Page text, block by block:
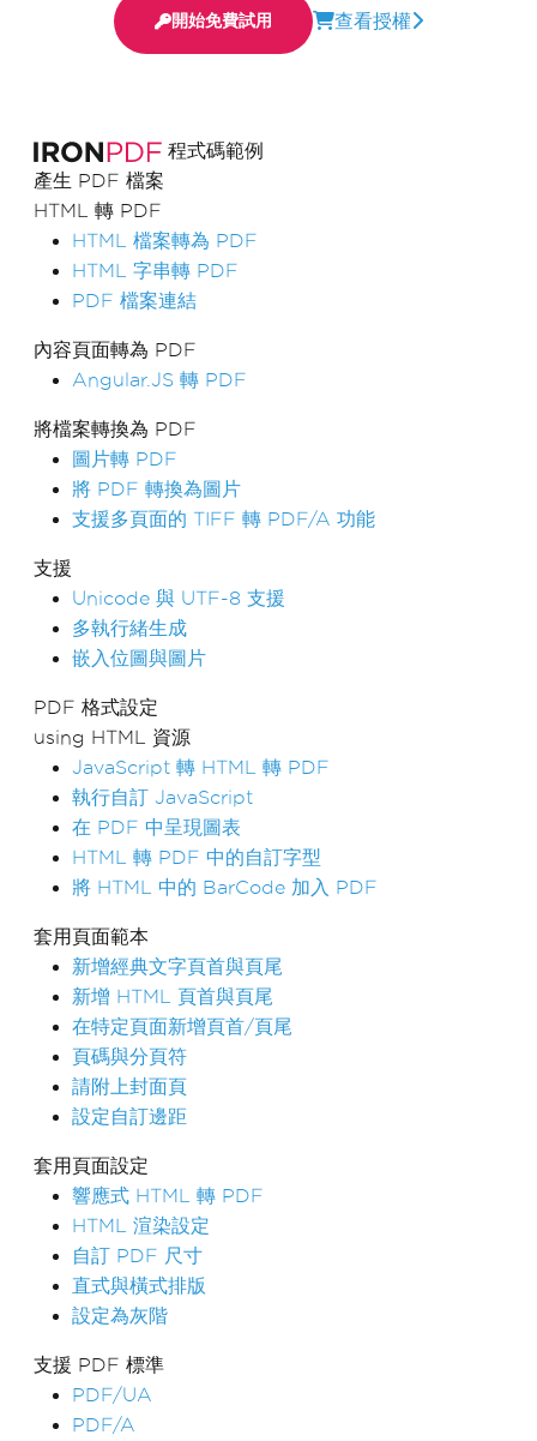
程式碼範例
產生 PDF 檔案
HTML 轉 PDF
HTML 檔案轉為 PDF
HTML 字串轉 PDF
PDF 檔案連結
內容頁面轉為 PDF
Angular.JS 轉 PDF
將檔案轉換為 PDF
圖片轉 PDF
將 PDF 轉換為圖片
支援多頁面的 TIFF 轉 PDF/A 功能
支援
Unicode 與 UTF-8 支援
多執行緒生成
嵌入位圖與圖片
PDF 格式設定
using HTML 資源
JavaScript 轉 HTML 轉 PDF
執行自訂 JavaScript
在 PDF 中呈現圖表
HTML 轉 PDF 中的自訂字型
將 HTML 中的 BarCode 加入 PDF
套用頁面範本
新增經典文字頁首與頁尾
新增 HTML 頁首與頁尾
在特定頁面新增頁首/頁尾
頁碼與分頁符
請附上封面頁
設定自訂邊距
套用頁面設定
響應式 HTML 轉 PDF
HTML 渲染設定
自訂 PDF 尺寸
直式與橫式排版
設定為灰階
支援 PDF 標準
PDF/UA
PDF/A
開始免費試用 查看授權